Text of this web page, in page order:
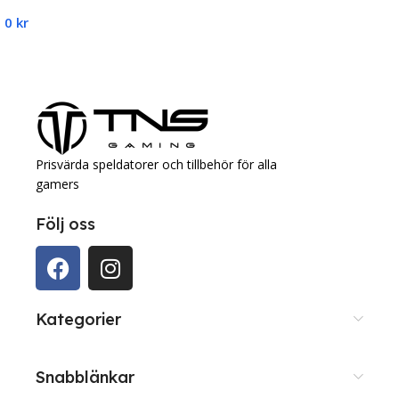
0 kr
Prisvärda speldatorer och tillbehör för alla
gamers
Följ oss
Kategorier
Snabblänkar